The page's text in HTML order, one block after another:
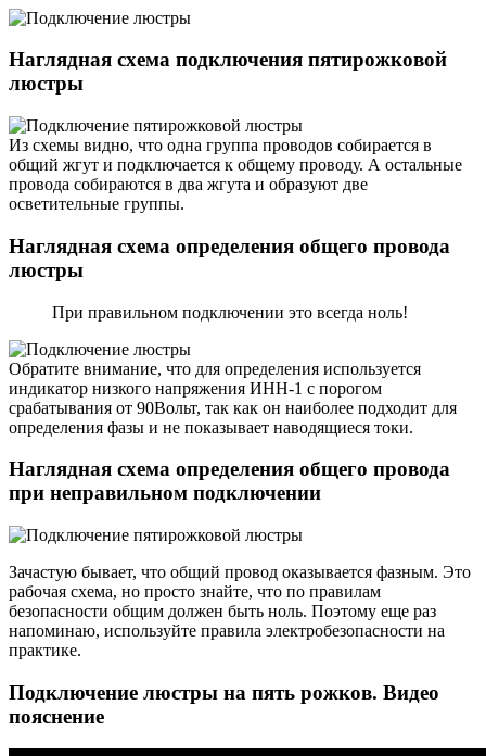
Наглядная схема подключения пятирожковой
люстры
Из схемы видно, что одна группа проводов собирается в
общий жгут и подключается к общему проводу. А остальные
провода собираются в два жгута и образуют две
осветительные группы.
Наглядная схема определения общего провода
люстры
При правильном подключении это всегда ноль!
Обратите внимание, что для определения используется
индикатор низкого напряжения ИНН-1 с порогом
срабатывания от 90Вольт, так как он наиболее подходит для
определения фазы и не показывает наводящиеся токи.
Наглядная схема определения общего провода
при неправильном подключении
Зачастую бывает, что общий провод оказывается фазным. Это
рабочая схема, но просто знайте, что по правилам
безопасности общим должен быть ноль. Поэтому еще раз
напоминаю, используйте правила электробезопасности на
практике.
Подключение люстры на пять рожков. Видео
пояснение